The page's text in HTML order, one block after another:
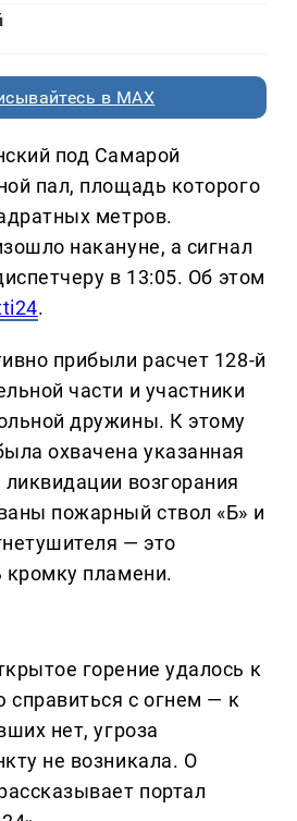
в MAX
под Самарой
пал, площадь которого
метров.
накануне, а сигнал
в 13:05. Об этом
.
прибыли расчет 128-й
части и участники
дружины. К этому
охвачена указанная
возгорания
пожарный ствол «Б» и
— это
кромку пламени.
горение удалось к
справиться с огнем — к
нет, угроза
не возникала. О
портал